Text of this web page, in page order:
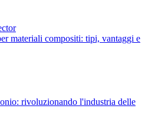
materiali compositi: tipi, vantaggi e
rivoluzionando l'industria delle